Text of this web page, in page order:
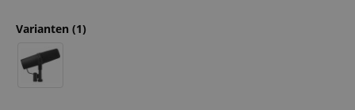
Varianten (1)